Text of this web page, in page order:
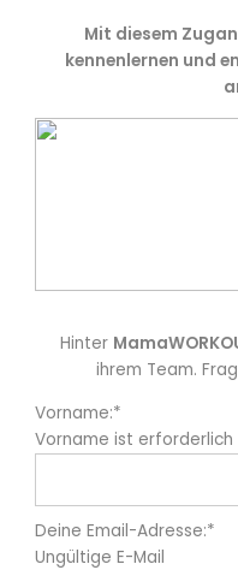
Mit diesem
kennenlernen und
Hinter
ihrem Team.
Vorname:*
Vorname ist erforderlich
Deine Email-Adresse:*
Ungültige E-Mail